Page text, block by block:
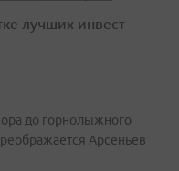
лучших инвест-
до горнолыжного
Арсеньев